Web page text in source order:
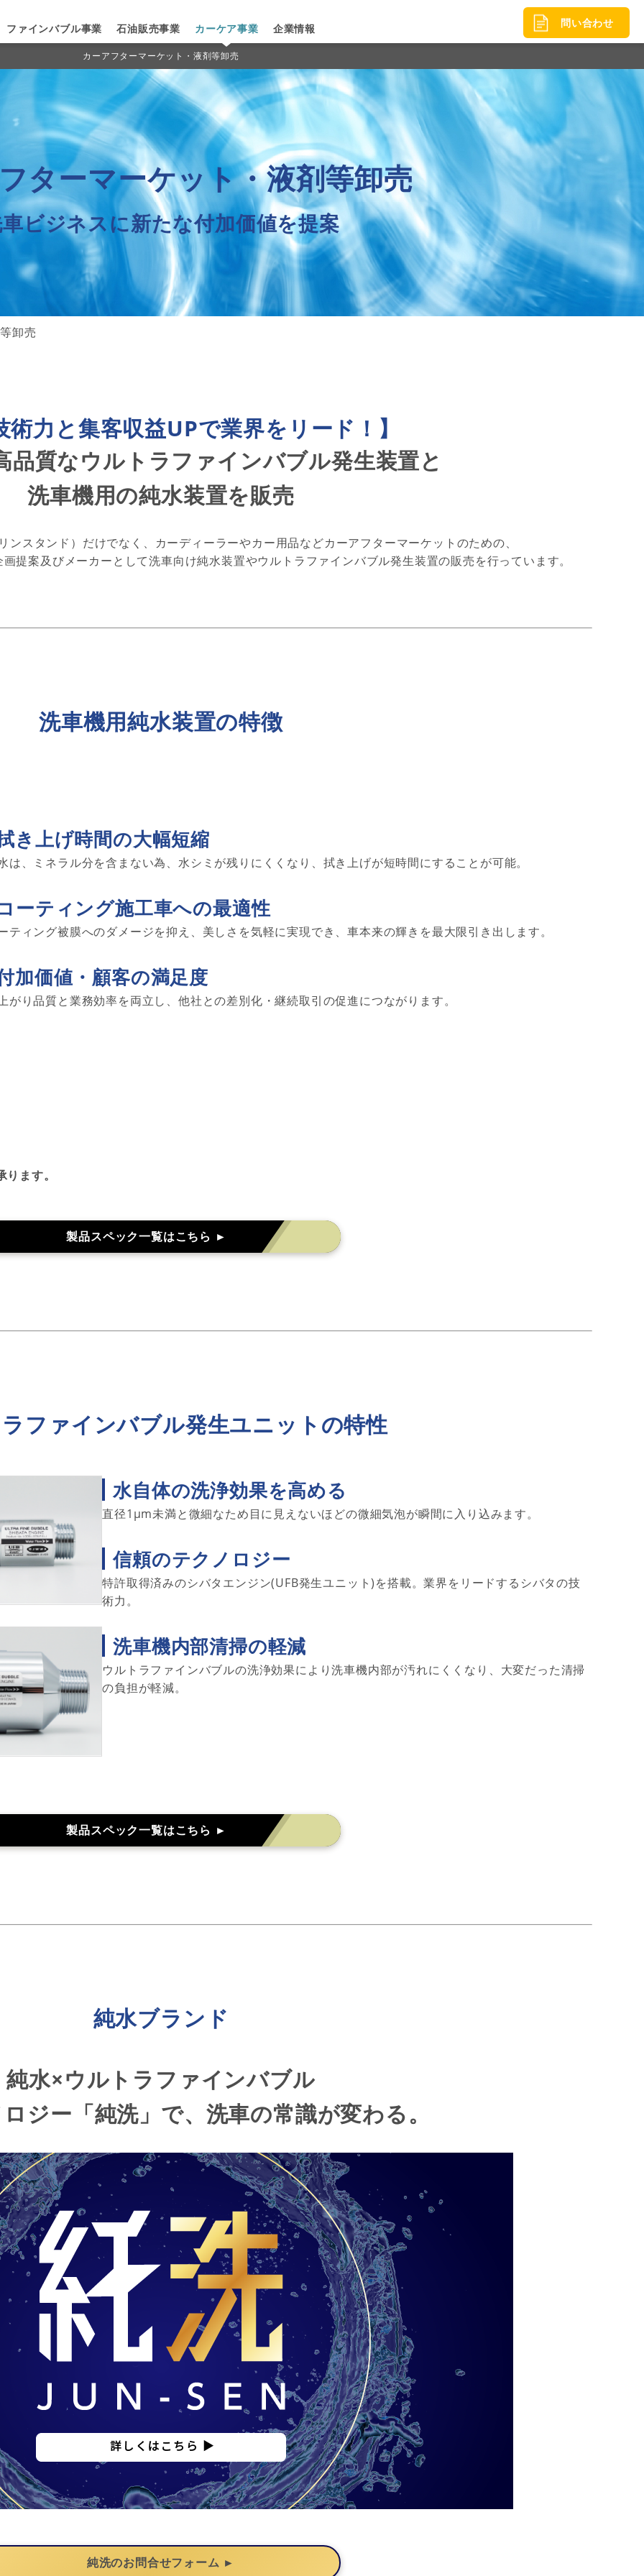
ファインバブル事業 石油販売事業 カーケア事業 企業情報 問い合わせ
カーアフターマーケット・液剤等卸売
ターマーケット・液剤等卸売
卸売
術力と集客収益UPで業界をリード！】
品質なウルトラファインバブル発生装置と
洗車機用の純水装置を販売
ンスタンド）だけでなく、カーディーラーやカー用品などカーアフターマーケットのための、
提案及びメーカーとして洗車向け純水装置やウルトラファインバブル発生装置の販売を行っています。
洗車機用純水装置の特徴
き上げ時間の大幅短縮
は、ミネラル分を含まない為、水シミが残りにくくなり、拭き上げが短時間にすることが可能。
ーティング施工車への最適性
ティング被膜へのダメージを抑え、美しさを気軽に実現でき、車本来の輝きを最大限引き出します。
加価値・顧客の満足度
がり品質と業務効率を両立し、他社との差別化・継続取引の促進につながります。
ます。
製品スペック一覧はこちら ►
ファインバブル発生ユニットの特性
水自体の洗浄効果を高める
直径1μm未満と微細なため目に見えないほどの微細気泡が瞬間に入り込みます。
信頼のテクノロジー
特許取得済みのシバタエンジン(UFB発生ユニット)を搭載。業界をリードするシバタの技
術力。
洗車機内部清掃の軽減
ウルトラファインバブルの洗浄効果により洗車機内部が汚れにくくなり、大変だった清掃
の負担が軽減。
製品スペック一覧はこちら ►
純水ブランド
純水×ウルトラファインバブル
ジー「純洗」で、洗車の常識が変わる。
純洗のお問合せフォーム ►